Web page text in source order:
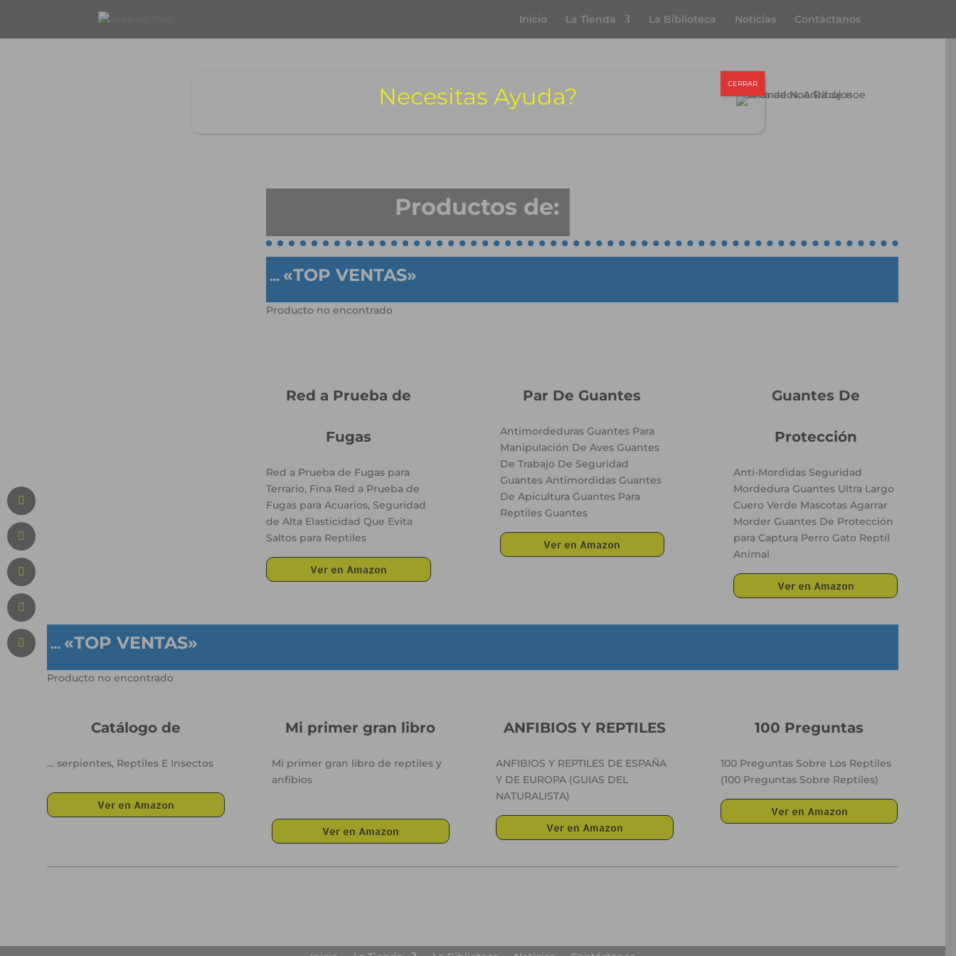
Inicio La Tienda La Biblioteca Noticias Contáctanos
Productos de:
… «TOP VENTAS»
Producto no encontrado
Red a Prueba de
Fugas
Red a Prueba de Fugas para
Terrario, Fina Red a Prueba de
Fugas para Acuarios, Seguridad
de Alta Elasticidad Que Evita
Saltos para Reptiles
Ver en Amazon
Par De Guantes
Antimordeduras Guantes Para
Manipulación De Aves Guantes
De Trabajo De Seguridad
Guantes Antimordidas Guantes
De Apicultura Guantes Para
Reptiles Guantes
Ver en Amazon
Guantes De
Protección
Anti-Mordidas Seguridad
Mordedura Guantes Ultra Largo
Cuero Verde Mascotas Agarrar
Morder Guantes De Protección
para Captura Perro Gato Reptil
Animal
Ver en Amazon
… «TOP VENTAS»
Producto no encontrado
Catálogo de
… serpientes, Reptiles E Insectos
Ver en Amazon
Mi primer gran libro
Mi primer gran libro de reptiles y
anfibios
Ver en Amazon
ANFIBIOS Y REPTILES
ANFIBIOS Y REPTILES DE ESPAÑA
Y DE EUROPA (GUIAS DEL
NATURALISTA)
Ver en Amazon
100 Preguntas
100 Preguntas Sobre Los Reptiles
(100 Preguntas Sobre Reptiles)
Ver en Amazon
Necesitas Ayuda? CERRAR